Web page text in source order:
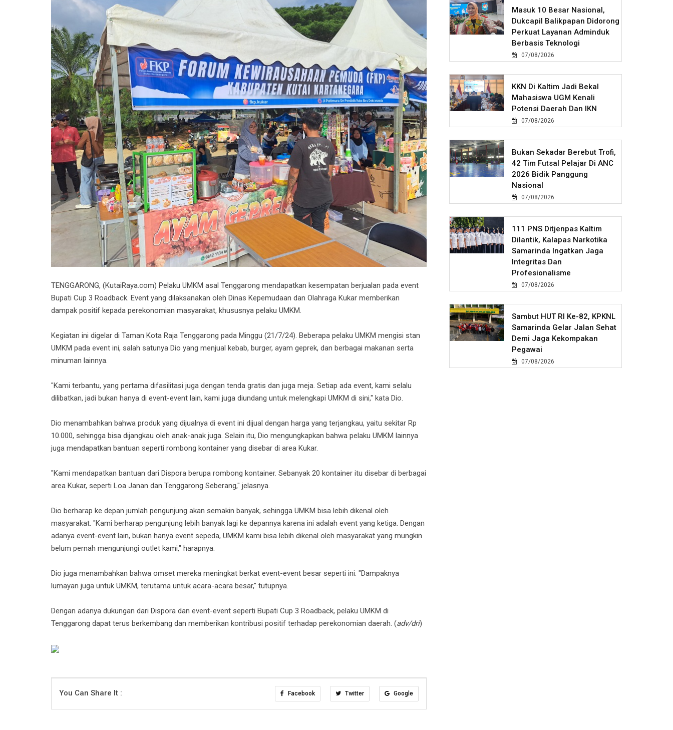
TENGGARONG, (KutaiRaya.com) Pelaku UMKM asal Tenggarong mendapatkan kesempatan berjualan pada event
Bupati Cup 3 Roadback. Event yang dilaksanakan oleh Dinas Kepemudaan dan Olahraga Kukar memberikan
dampak positif kepada perekonomian masyarakat, khususnya pelaku UMKM.
Kegiatan ini digelar di Taman Kota Raja Tenggarong pada Minggu (21/7/24). Beberapa pelaku UMKM mengisi stan
UMKM pada event ini, salah satunya Dio yang menjual kebab, burger, ayam geprek, dan berbagai makanan serta
minuman lainnya.
"Kami terbantu, yang pertama difasilitasi juga dengan tenda gratis dan juga meja. Setiap ada event, kami selalu
dilibatkan, jadi bukan hanya di event-event lain, kami juga diundang untuk melengkapi UMKM di sini," kata Dio.
Dio menambahkan bahwa produk yang dijualnya di event ini dijual dengan harga yang terjangkau, yaitu sekitar Rp
10.000, sehingga bisa dijangkau oleh anak-anak juga. Selain itu, Dio mengungkapkan bahwa pelaku UMKM lainnya
juga mendapatkan bantuan seperti rombong kontainer yang disebar di area Kukar.
"Kami mendapatkan bantuan dari Dispora berupa rombong kontainer. Sebanyak 20 kontainer itu disebar di berbagai
area Kukar, seperti Loa Janan dan Tenggarong Seberang," jelasnya.
Dio berharap ke depan jumlah pengunjung akan semakin banyak, sehingga UMKM bisa lebih dikenal oleh
masyarakat. "Kami berharap pengunjung lebih banyak lagi ke depannya karena ini adalah event yang ketiga. Dengan
adanya event-event lain, bukan hanya event sepeda, UMKM kami bisa lebih dikenal oleh masyarakat yang mungkin
belum pernah mengunjungi outlet kami," harapnya.
Dio juga menambahkan bahwa omset mereka meningkat berkat event-event besar seperti ini. "Dampaknya
lumayan juga untuk UMKM, terutama untuk acara-acara besar," tutupnya.
Dengan adanya dukungan dari Dispora dan event-event seperti Bupati Cup 3 Roadback, pelaku UMKM di
Tenggarong dapat terus berkembang dan memberikan kontribusi positif terhadap perekonomian daerah. (adv/dri)
You Can Share It : Facebook Twitter Google
Masuk 10 Besar Nasional,
Dukcapil Balikpapan Didorong
Perkuat Layanan Adminduk
Berbasis Teknologi
07/08/2026
KKN Di Kaltim Jadi Bekal
Mahasiswa UGM Kenali
Potensi Daerah Dan IKN
07/08/2026
Bukan Sekadar Berebut Trofi,
42 Tim Futsal Pelajar Di ANC
2026 Bidik Panggung
Nasional
07/08/2026
111 PNS Ditjenpas Kaltim
Dilantik, Kalapas Narkotika
Samarinda Ingatkan Jaga
Integritas Dan
Profesionalisme
07/08/2026
Sambut HUT RI Ke-82, KPKNL
Samarinda Gelar Jalan Sehat
Demi Jaga Kekompakan
Pegawai
07/08/2026